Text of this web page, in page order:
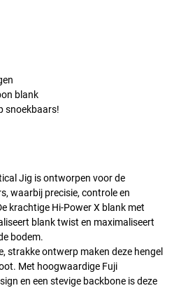
blank
snoekbaars!
Jig is ontworpen voor de
waarbij precisie, controle en
krachtige Hi-Power X blank met
blank twist en maximaliseert
bodem.
strakke ontwerp maken deze hengel
Met hoogwaardige Fuji
en een stevige backbone is deze